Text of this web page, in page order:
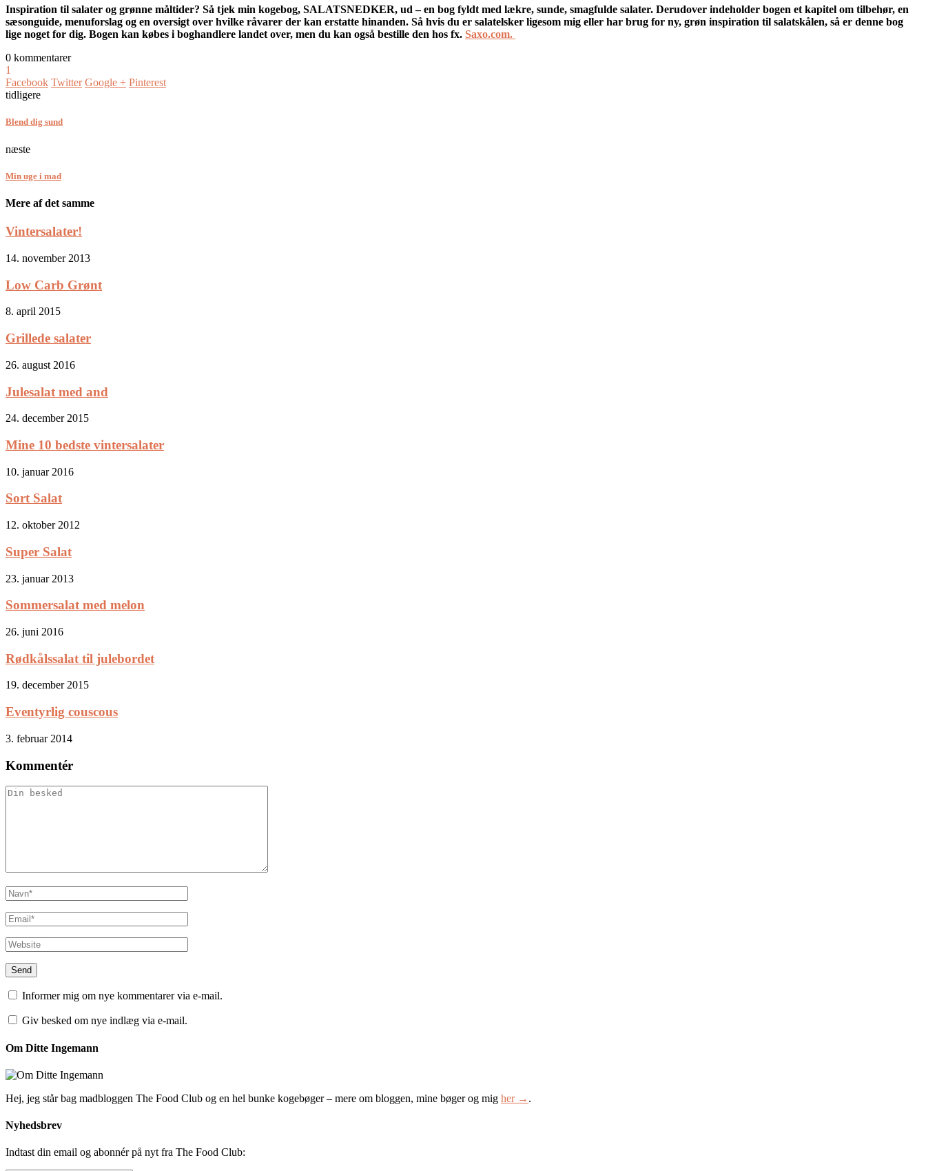
Inspiration til salater og grønne måltider? Så tjek min kogebog, SALATSNEDKER, ud – en bog fyldt med lækre, sunde, smagfulde salater. Derudover indeholder bogen et kapitel om tilbehør, en
sæsonguide, menuforslag og en oversigt over hvilke råvarer der kan erstatte hinanden. Så hvis du er salatelsker ligesom mig eller har brug for ny, grøn inspiration til salatskålen, så er denne bog
lige noget for dig. Bogen kan købes i boghandlere landet over, men du kan også bestille den hos fx. Saxo.com.
0 kommentarer
1
Facebook Twitter Google + Pinterest
tidligere
Blend dig sund
næste
Min uge i mad
Mere af det samme
Vintersalater!
14. november 2013
Low Carb Grønt
8. april 2015
Grillede salater
26. august 2016
Julesalat med and
24. december 2015
Mine 10 bedste vintersalater
10. januar 2016
Sort Salat
12. oktober 2012
Super Salat
23. januar 2013
Sommersalat med melon
26. juni 2016
Rødkålssalat til julebordet
19. december 2015
Eventyrlig couscous
3. februar 2014
Kommentér
Informer mig om nye kommentarer via e-mail.
Giv besked om nye indlæg via e-mail.
Om Ditte Ingemann
Hej, jeg står bag madbloggen The Food Club og en hel bunke kogebøger – mere om bloggen, mine bøger og mig her → .
Nyhedsbrev
Indtast din email og abonnér på nyt fra The Food Club: